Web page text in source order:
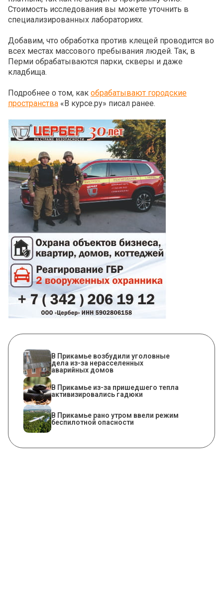
Стоимость исследования вы можете уточнить в
специализированных лабораториях.
Добавим, что обработка против клещей проводится во
всех местах массового пребывания людей. Так, в
Перми обрабатываются парки, скверы и даже
кладбища.
Подробнее о том, как обрабатывают городские
пространства «В курсе.ру» писал ранее.
В Прикамье возбудили уголовные
дела из-за нерасселенных
аварийных домов
​В Прикамье из-за пришедшего тепла
активизировались гадюки
​В Прикамье рано утром ввели режим
беспилотной опасности